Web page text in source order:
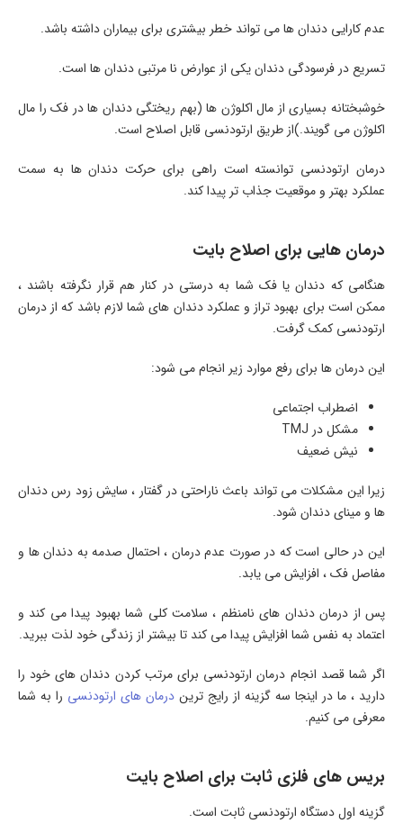
عدم کارایی دندان ها می تواند خطر بیشتری برای بیماران داشته باشد.
تسریع در فرسودگی دندان یکی از عوارض نا مرتبی دندان ها است.
خوشبختانه بسیاری از مال اکلوژن ها (بهم ریختگی دندان ها در فک را مال
اکلوژن می گویند.)از طریق ارتودنسی قابل اصلاح است.
درمان ارتودنسی توانسته است راهی برای حرکت دندان ها به سمت
عملکرد بهتر و موقعیت جذاب تر پیدا کند.
درمان هایی برای اصلاح بایت
هنگامی که دندان یا فک شما به درستی در کنار هم قرار نگرفته باشند ،
ممکن است برای بهبود تراز و عملکرد دندان های شما لازم باشد که از درمان
ارتودنسی کمک گرفت.
این درمان ها برای رفع موارد زیر انجام می شود:
اضطراب اجتماعی
مشکل در TMJ
نیش ضعیف
زیرا این مشکلات می تواند باعث ناراحتی در گفتار ، سایش زود رس دندان
ها و مینای دندان شود.
این در حالی است که در صورت عدم درمان ، احتمال صدمه به دندان ها و
مفاصل فک ، افزایش می یابد.
پس از درمان دندان های نامنظم ، سلامت کلی شما بهبود پیدا می کند و
اعتماد به نفس شما افزایش پیدا می کند تا بیشتر از زندگی خود لذت ببرید.
اگر شما قصد انجام درمان ارتودنسی برای مرتب کردن دندان های خود را
دارید ، ما در اینجا سه گزینه از رایج ترین درمان های ارتودنسی را به شما
معرفی می کنیم.
بریس های فلزی ثابت برای اصلاح بایت
گزینه اول دستگاه ارتودنسی ثابت است.